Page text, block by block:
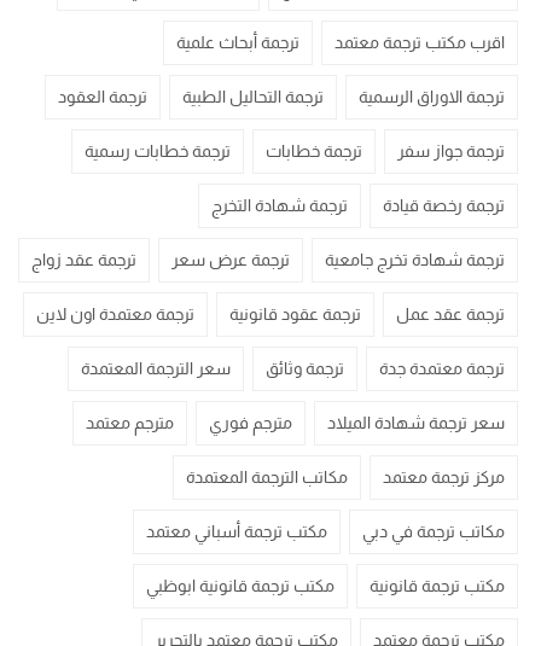
اقرب مكتب ترجمة معتمد ترجمة أبحاث علمية
ترجمة الاوراق الرسمية ترجمة التحاليل الطبية ترجمة العقود
ترجمة جواز سفر ترجمة خطابات ترجمة خطابات رسمية
ترجمة رخصة قيادة ترجمة شهادة التخرج
ترجمة شهادة تخرج جامعية ترجمة عرض سعر ترجمة عقد زواج
ترجمة عقد عمل ترجمة عقود قانونية ترجمة معتمدة اون لاين
ترجمة معتمدة جدة ترجمة وثائق سعر الترجمة المعتمدة
سعر ترجمة شهادة الميلاد مترجم فوري مترجم معتمد
مركز ترجمة معتمد مكاتب الترجمة المعتمدة
مكاتب ترجمة في دبي مكتب ترجمة أسباني معتمد
مكتب ترجمة قانونية مكتب ترجمة قانونية ابوظبي
مكتب ترجمة معتمد مكتب ترجمة معتمد بالتحرير